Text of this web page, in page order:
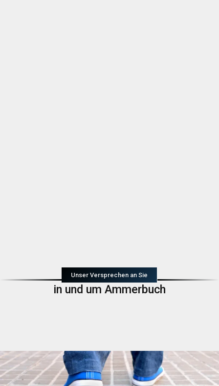
Unser Versprechen an Sie
in und um Ammerbuch